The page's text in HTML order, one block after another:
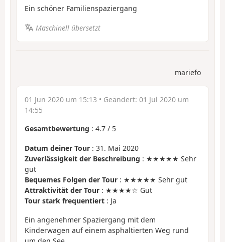
Ein schöner Familienspaziergang
Maschinell übersetzt
mariefo
01 Jun 2020 um 15:13 • Geändert: 01 Jul 2020 um
14:55
Gesamtbewertung : 4.7 / 5
Datum deiner Tour : 31. Mai 2020
Zuverlässigkeit der Beschreibung : ★★★★★ Sehr
gut
Bequemes Folgen der Tour : ★★★★★ Sehr gut
Attraktivität der Tour : ★★★★☆ Gut
Tour stark frequentiert : Ja
Ein angenehmer Spaziergang mit dem
Kinderwagen auf einem asphaltierten Weg rund